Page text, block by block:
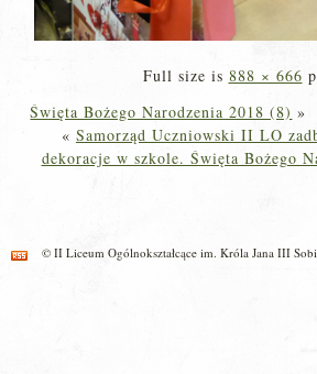
Full size is 888 × 666
Święta Bożego Narodzenia 2018 (8) »
« Samorząd Uczniowski II LO
dekoracje w szkole. Święta Bożego
© II Liceum Ogólnokształcące im. Króla Jana III